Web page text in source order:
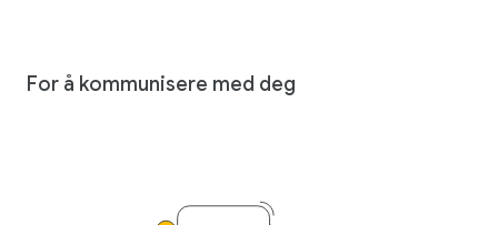
For å kommunisere med deg